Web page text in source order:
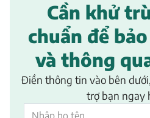
Cần khử
chuẩn để
và thông
Điền thông tin vào bên
trợ bạn ngay